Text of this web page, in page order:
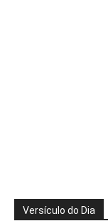
Versículo do Dia